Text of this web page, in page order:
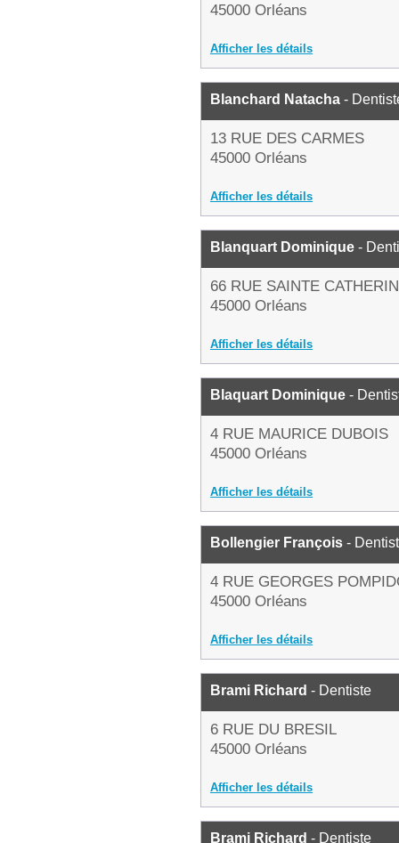
45000 Orléans
Afficher les détails
Blanchard Natacha -
13 RUE DES CARMES
45000 Orléans
Afficher les détails
Blanquart Dominique -
66 RUE SAINTE
45000 Orléans
Afficher les détails
Blaquart Dominique -
4 RUE MAURICE DUBOIS
45000 Orléans
Afficher les détails
Bollengier François -
4 RUE GEORGES
45000 Orléans
Afficher les détails
Brami Richard - Dentiste
6 RUE DU BRESIL
45000 Orléans
Afficher les détails
Brami Richard - Dentiste